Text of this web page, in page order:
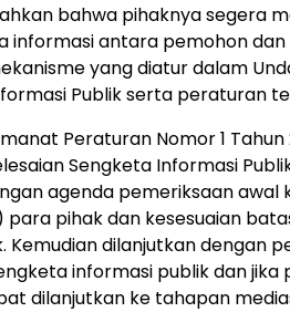
bahwa pihaknya segera
informasi antara pemohon
yang diatur dalam
Publik serta peraturan
Peraturan Nomor 1
Sengketa Informasi
agenda pemeriksaan awal
para pihak dan kesesuaian
Kemudian dilanjutkan dengan
informasi publik dan jika
dilanjutkan ke tahapan